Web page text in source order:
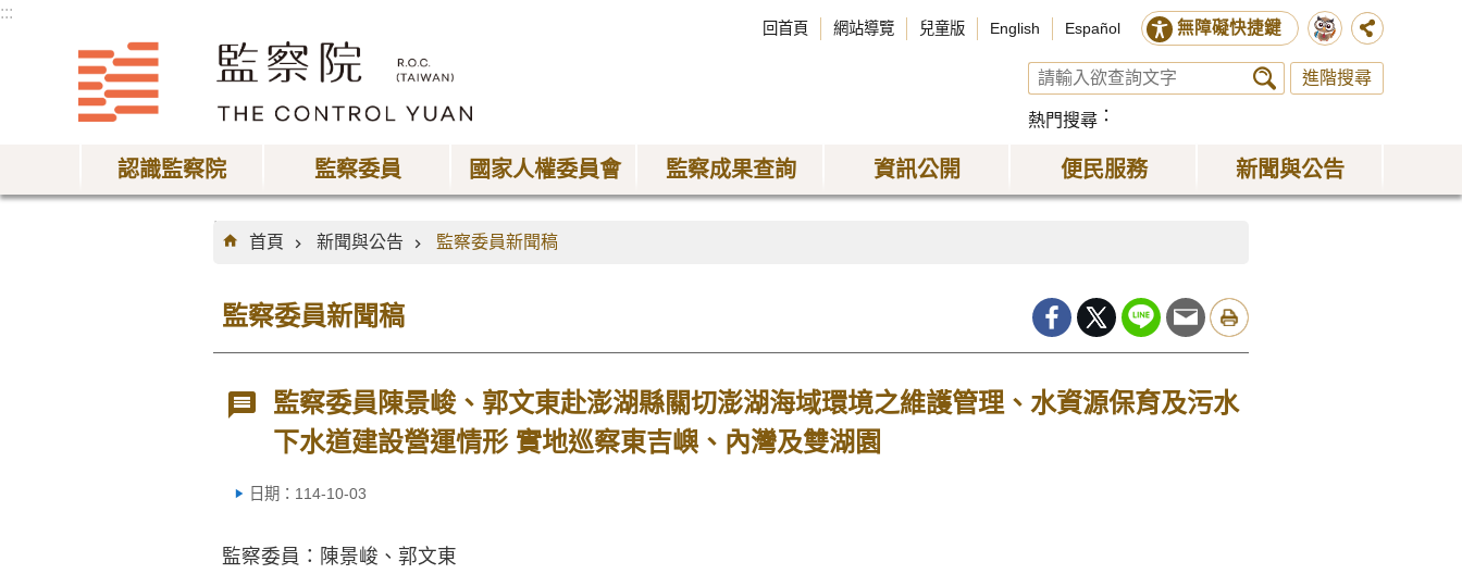
:::
回首頁 網站導覽 兒童版 English Español 無障礙快捷鍵
進階搜尋
熱門搜尋
認識監察院 監察委員 國家人權委員會 監察成果查詢 資訊公開 便民服務 新聞與公告
:::
首頁
新聞與公告 監察委員新聞稿
監察委員新聞稿
監察委員陳景峻、郭文東赴澎湖縣關切澎湖海域環境之維護管理、水資源保育及污水
下水道建設營運情形 實地巡察東吉嶼、內灣及雙湖園
日期：114-10-03
監察委員：陳景峻、郭文東